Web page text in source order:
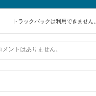
トラックバックは利用できません。
ントはありません。